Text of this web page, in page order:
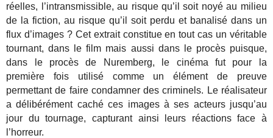
réelles, l’intransmissible, au risque qu’il soit noyé au milieu
de la fiction, au risque qu’il soit perdu et banalisé dans un
flux d’images ? Cet extrait constitue en tout cas un véritable
tournant, dans le film mais aussi dans le procès puisque,
dans le procès de Nuremberg, le cinéma fut pour la
première fois utilisé comme un élément de preuve
permettant de faire condamner des criminels. Le réalisateur
a délibérément caché ces images à ses acteurs jusqu’au
jour du tournage, capturant ainsi leurs réactions face à
l’horreur.